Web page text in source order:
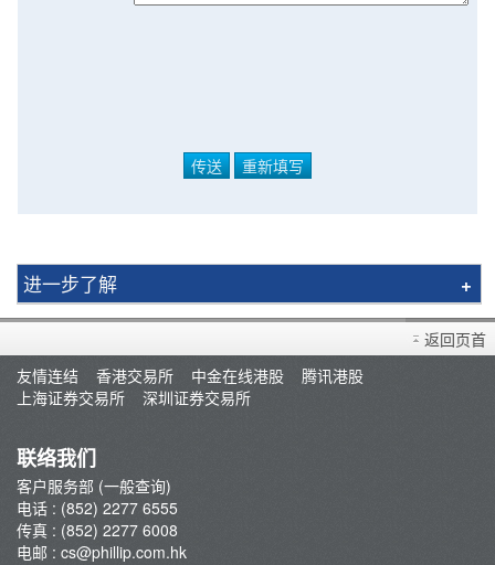
进一步了解
买卖衍生产品须知
开设户口
查询及支援
转入股票
孖展及利率
佣金及收费资料
表格下载
返回页首
友情连结
香港交易所 中金在线港股
腾讯港股
上海证券交易所
深圳证券交易所
联络我们
客户服务部 (一般查询)
电话 : (852) 2277 6555
传真 : (852) 2277 6008
电邮 : cs@phillip.com.hk